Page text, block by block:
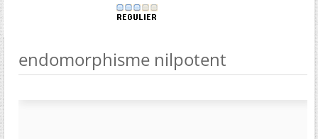
endomorphisme nilpotent